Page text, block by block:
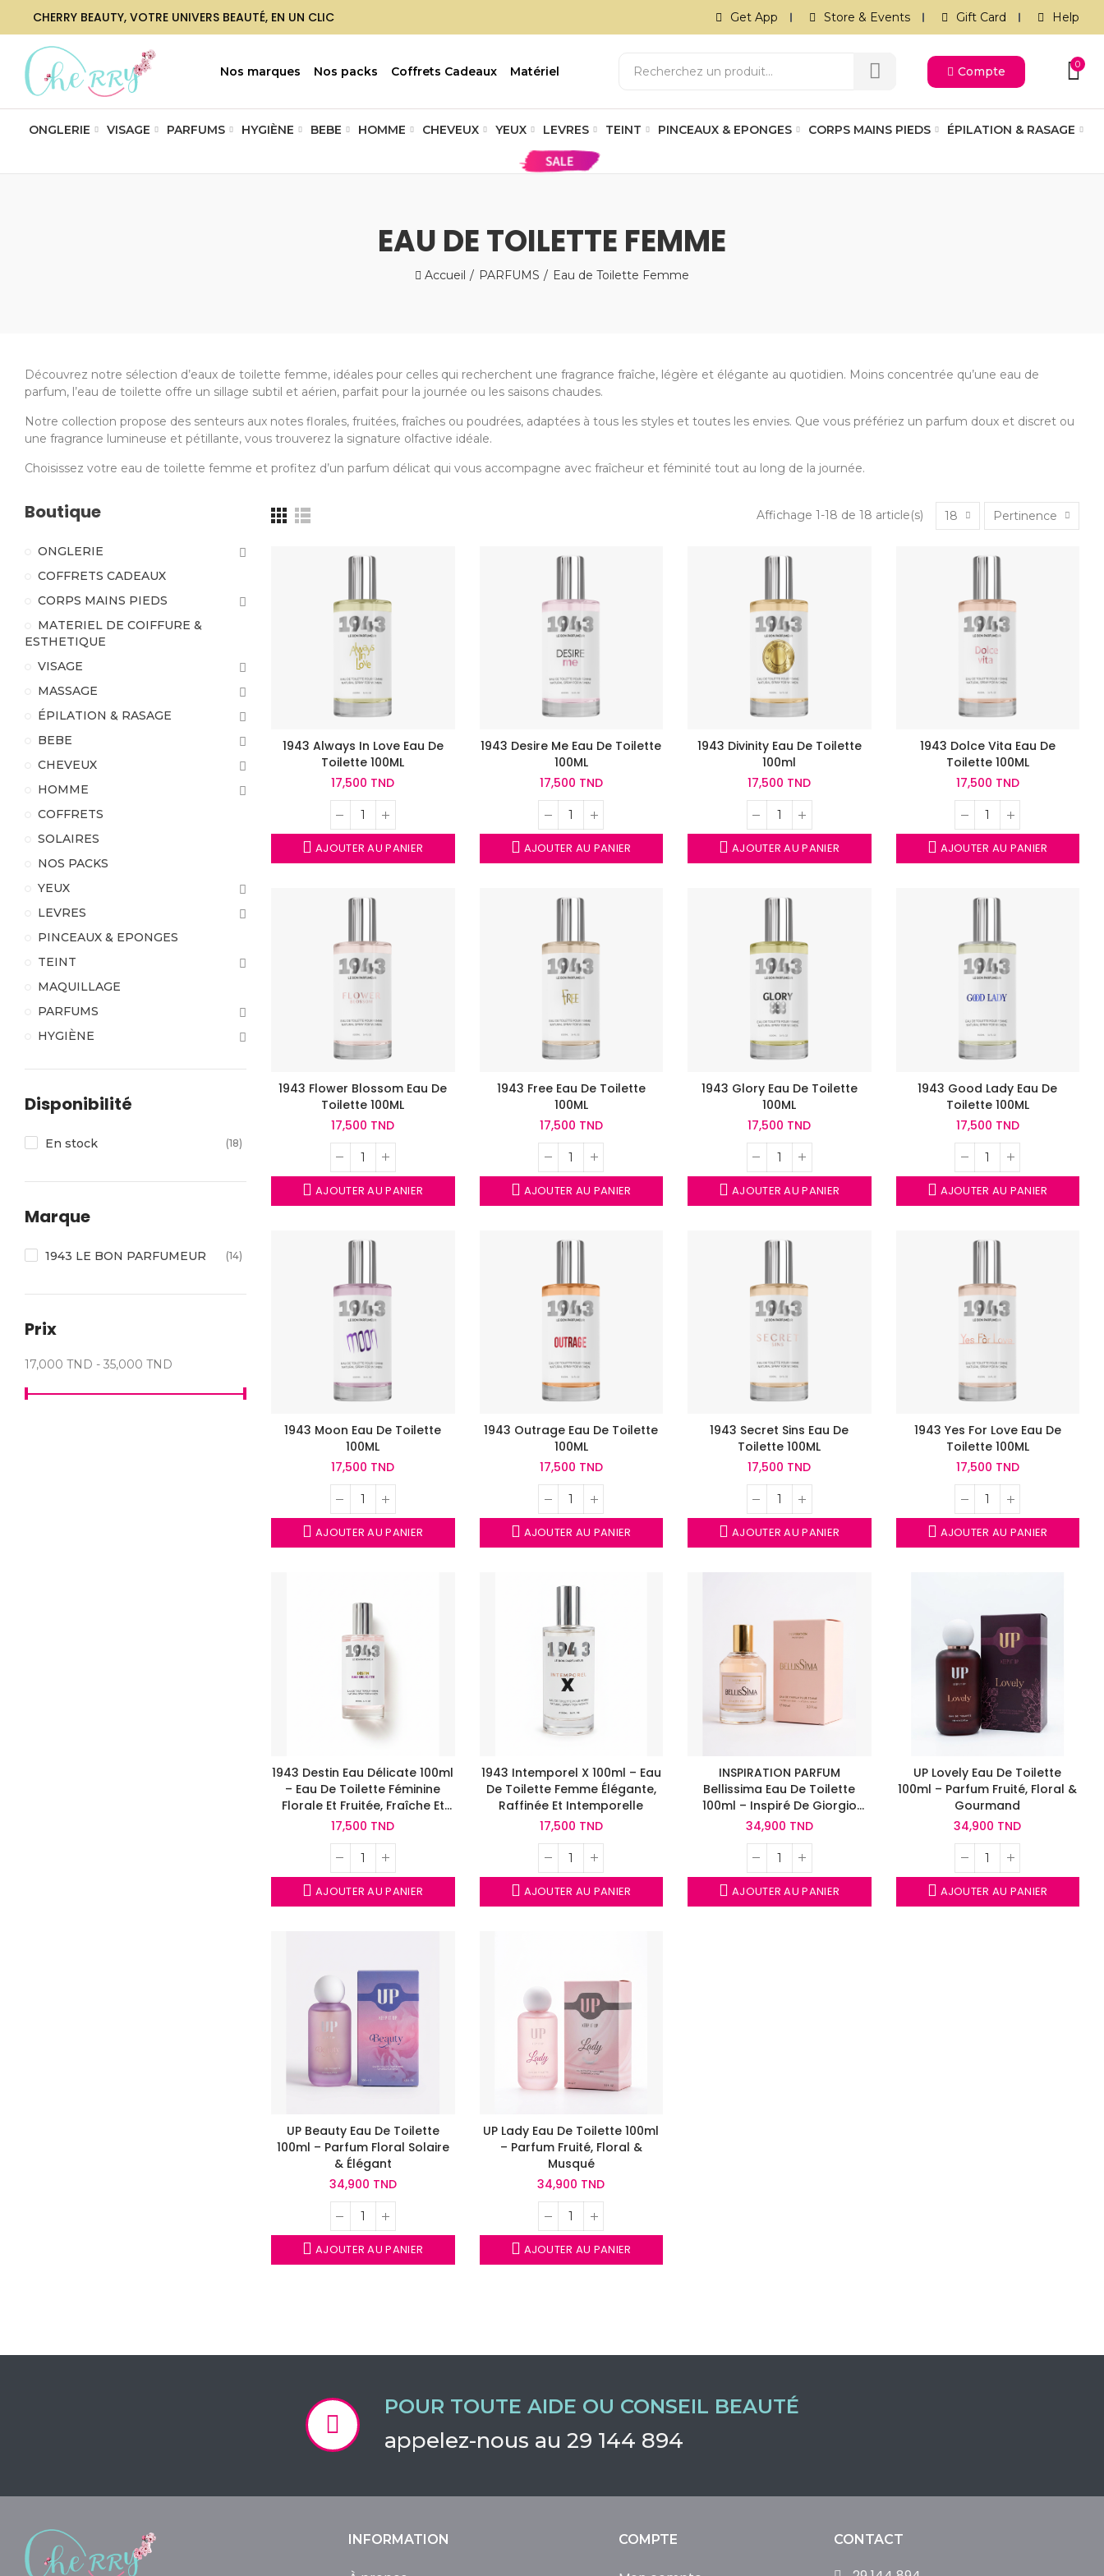
CHERRY BEAUTY, VOTRE UNIVERS BEAUTÉ, EN UN CLIC Get App Store & Events Gift Card Help
Nos marques Nos packs Coffrets Cadeaux Matériel Compte
0
ONGLERIE VISAGE PARFUMS HYGIÈNE BEBE HOMME CHEVEUX YEUX LEVRES TEINT PINCEAUX & EPONGES CORPS MAINS PIEDS ÉPILATION & RASAGE
EAU DE TOILETTE FEMME
Accueil PARFUMS Eau de Toilette Femme
Découvrez notre sélection d’eaux de toilette femme, idéales pour celles qui recherchent une fragrance fraîche, légère et élégante au quotidien. Moins concentrée qu’une eau de
parfum, l’eau de toilette offre un sillage subtil et aérien, parfait pour la journée ou les saisons chaudes.
Notre collection propose des senteurs aux notes florales, fruitées, fraîches ou poudrées, adaptées à tous les styles et toutes les envies. Que vous préfériez un parfum doux et discret ou
une fragrance lumineuse et pétillante, vous trouverez la signature olfactive idéale.
Choisissez votre eau de toilette femme et profitez d’un parfum délicat qui vous accompagne avec fraîcheur et féminité tout au long de la journée.
Affichage 1-18 de 18 article(s) 18 Pertinence
1943 Always In Love Eau De
Toilette 100ML
17,500 TND
AJOUTER AU PANIER
1943 Desire Me Eau De Toilette
100ML
17,500 TND
AJOUTER AU PANIER
1943 Divinity Eau De Toilette
100ml
17,500 TND
AJOUTER AU PANIER
1943 Dolce Vita Eau De
Toilette 100ML
17,500 TND
AJOUTER AU PANIER
1943 Flower Blossom Eau De
Toilette 100ML
17,500 TND
AJOUTER AU PANIER
1943 Free Eau De Toilette
100ML
17,500 TND
AJOUTER AU PANIER
1943 Glory Eau De Toilette
100ML
17,500 TND
AJOUTER AU PANIER
1943 Good Lady Eau De
Toilette 100ML
17,500 TND
AJOUTER AU PANIER
1943 Moon Eau De Toilette
100ML
17,500 TND
AJOUTER AU PANIER
1943 Outrage Eau De Toilette
100ML
17,500 TND
AJOUTER AU PANIER
1943 Secret Sins Eau De
Toilette 100ML
17,500 TND
AJOUTER AU PANIER
1943 Yes For Love Eau De
Toilette 100ML
17,500 TND
AJOUTER AU PANIER
1943 Destin Eau Délicate 100ml
– Eau De Toilette Féminine
Florale Et Fruitée, Fraîche Et
Élégante
17,500 TND
AJOUTER AU PANIER
1943 Intemporel X 100ml – Eau
De Toilette Femme Élégante,
Raffinée Et Intemporelle
17,500 TND
AJOUTER AU PANIER
INSPIRATION PARFUM
Bellissima Eau De Toilette
100ml – Inspiré De Giorgio
Armani Sì
34,900 TND
AJOUTER AU PANIER
UP Lovely Eau De Toilette
100ml – Parfum Fruité, Floral &
Gourmand
34,900 TND
AJOUTER AU PANIER
UP Beauty Eau De Toilette
100ml – Parfum Floral Solaire
& Élégant
34,900 TND
AJOUTER AU PANIER
UP Lady Eau De Toilette 100ml
– Parfum Fruité, Floral &
Musqué
34,900 TND
AJOUTER AU PANIER
Boutique
ONGLERIE
COFFRETS CADEAUX
CORPS MAINS PIEDS
MATERIEL DE COIFFURE &
ESTHETIQUE
VISAGE
MASSAGE
ÉPILATION & RASAGE
BEBE
CHEVEUX
HOMME
COFFRETS
SOLAIRES
NOS PACKS
YEUX
LEVRES
PINCEAUX & EPONGES
TEINT
MAQUILLAGE
PARFUMS
HYGIÈNE
Disponibilité
En stock (18)
Marque
1943 LE BON PARFUMEUR (14)
Prix
17,000 TND - 35,000 TND
POUR TOUTE AIDE OU CONSEIL BEAUTÉ
appelez-nous au 29 144 894
INFORMATION COMPTE CONTACT